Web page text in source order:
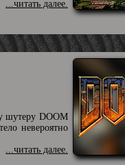
...читать далее.
шутеру DOOM
невероятно
...читать далее.